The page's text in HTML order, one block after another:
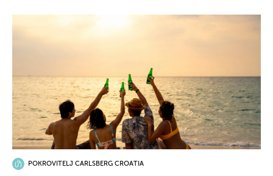
POKROVITELJ CARLSBERG CROATIA